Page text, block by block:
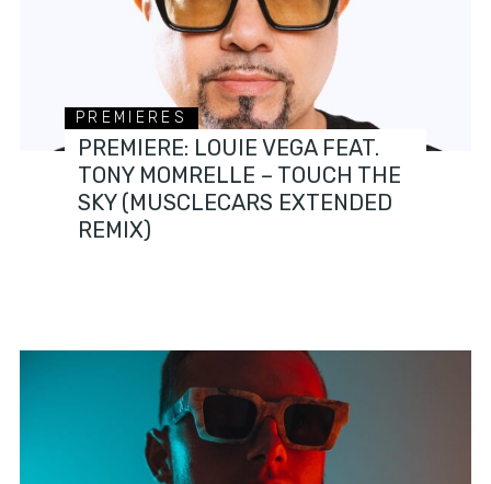
PREMIERES
PREMIERE: LOUIE VEGA FEAT.
TONY MOMRELLE – TOUCH THE
SKY (MUSCLECARS EXTENDED
REMIX)